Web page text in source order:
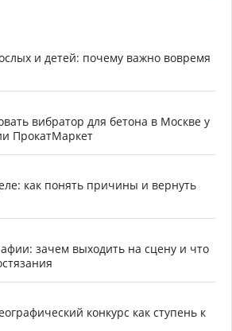
и детей: почему важно вовремя
вибратор для бетона в Москве у
ПрокатМаркет
как понять причины и вернуть
зачем выходить на сцену и что
конкурс как ступень к